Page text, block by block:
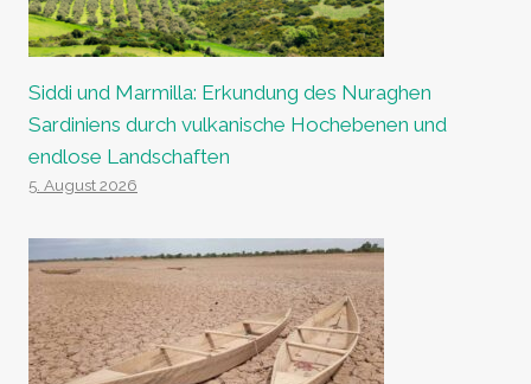
Siddi und Marmilla: Erkundung des Nuraghen
Sardiniens durch vulkanische Hochebenen und
endlose Landschaften
5. August 2026